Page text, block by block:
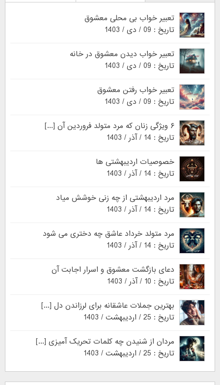
تعبیر خواب بی محلی معشوق
تاریخ : 09 / دی / 1403
تعبیر خواب دیدن معشوق در خانه
تاریخ : 09 / دی / 1403
تعبیر خواب رفتن معشوق
تاریخ : 09 / دی / 1403
۶ ویژگی زنان که مرد متولد فروردین آن [...]
تاریخ : 14 / آذر / 1403
خصوصیات اردیبهشتی ها
تاریخ : 14 / آذر / 1403
مرد اردیبهشتی از چه زنی خوشش میاد
تاریخ : 14 / آذر / 1403
مرد متولد خرداد عاشق چه دختری می شود
تاریخ : 14 / آذر / 1403
دعای بازگشت معشوق و اسرار اجابت آن
تاریخ : 10 / آذر / 1403
بهترین جملات عاشقانه برای لرزاندن دل [...]
تاریخ : 25 / اردیبهشت / 1403
مردان از شنیدن چه کلمات تحریک آمیزی [...]
تاریخ : 25 / اردیبهشت / 1403